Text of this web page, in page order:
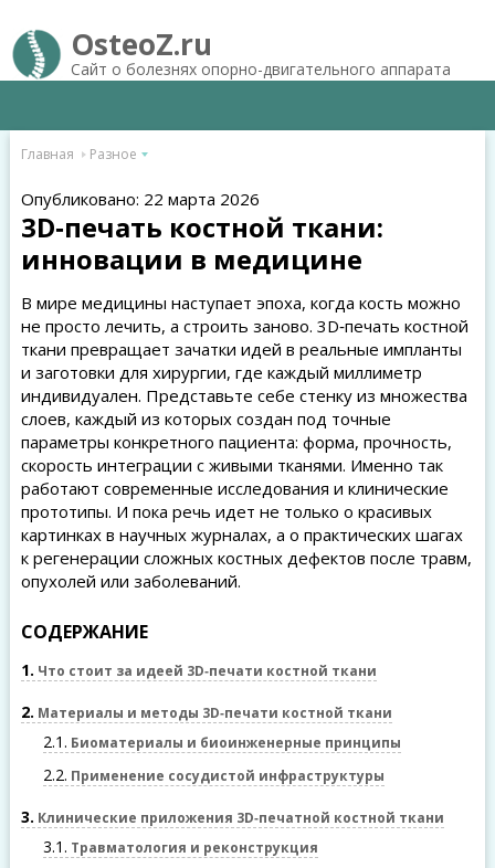
OsteoZ.ru
Сайт о болезнях опорно-двигательного аппарата
Главная Разное
Опубликовано: 22 марта 2026
3D‑печать костной ткани:
инновации в медицине
В мире медицины наступает эпоха, когда кость можно
не просто лечить, а строить заново. 3D‑печать костной
ткани превращает зачатки идей в реальные импланты
и заготовки для хирургии, где каждый миллиметр
индивидуален. Представьте себе стенку из множества
слоев, каждый из которых создан под точные
параметры конкретного пациента: форма, прочность,
скорость интеграции с живыми тканями. Именно так
работают современные исследования и клинические
прототипы. И пока речь идет не только о красивых
картинках в научных журналах, а о практических шагах
к регенерации сложных костных дефектов после травм,
опухолей или заболеваний.
СОДЕРЖАНИЕ
1 Что стоит за идеей 3D‑печати костной ткани
2 Материалы и методы 3D‑печати костной ткани
2.1 Биоматериалы и биоинженерные принципы
2.2 Применение сосудистой инфраструктуры
3 Клинические приложения 3D‑печатной костной ткани
3.1 Травматология и реконструкция